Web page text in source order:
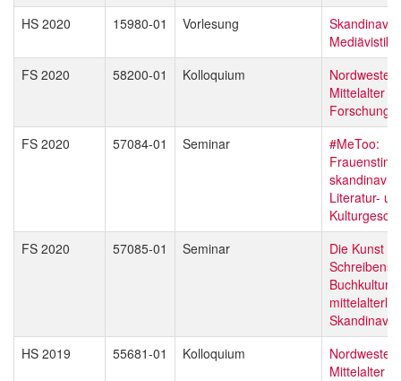
HS 2020
15980-01 Vorlesung
Mediävistik
FS 2020
58200-01 Kolloquium
Mittelalter -
Forschung
FS 2020
57084-01 Seminar
#MeToo:
Literatur-
FS 2020
57085-01 Seminar
Die Kunst
Schreibens
Buchkultur
HS 2019
55681-01 Kolloquium
Mittelalter